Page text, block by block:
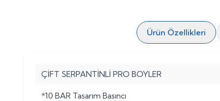
Ürün Özellikleri
ÇİFT SERPANTİNLİ PRO BOYLER
*10 BAR Tasarım Basıncı